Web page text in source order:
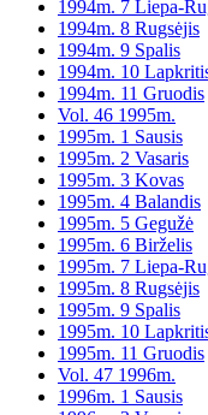
1994m. 7 Liepa-
1994m. 8 Rugsėjis
1994m. 9 Spalis
1994m. 10
1994m. 11 Gruodis
Vol. 46 1995m.
1995m. 1 Sausis
1995m. 2 Vasaris
1995m. 3 Kovas
1995m. 4 Balandis
1995m. 5 Gegužė
1995m. 6 Birželis
1995m. 7 Liepa-
1995m. 8 Rugsėjis
1995m. 9 Spalis
1995m. 10
1995m. 11 Gruodis
Vol. 47 1996m.
1996m. 1 Sausis